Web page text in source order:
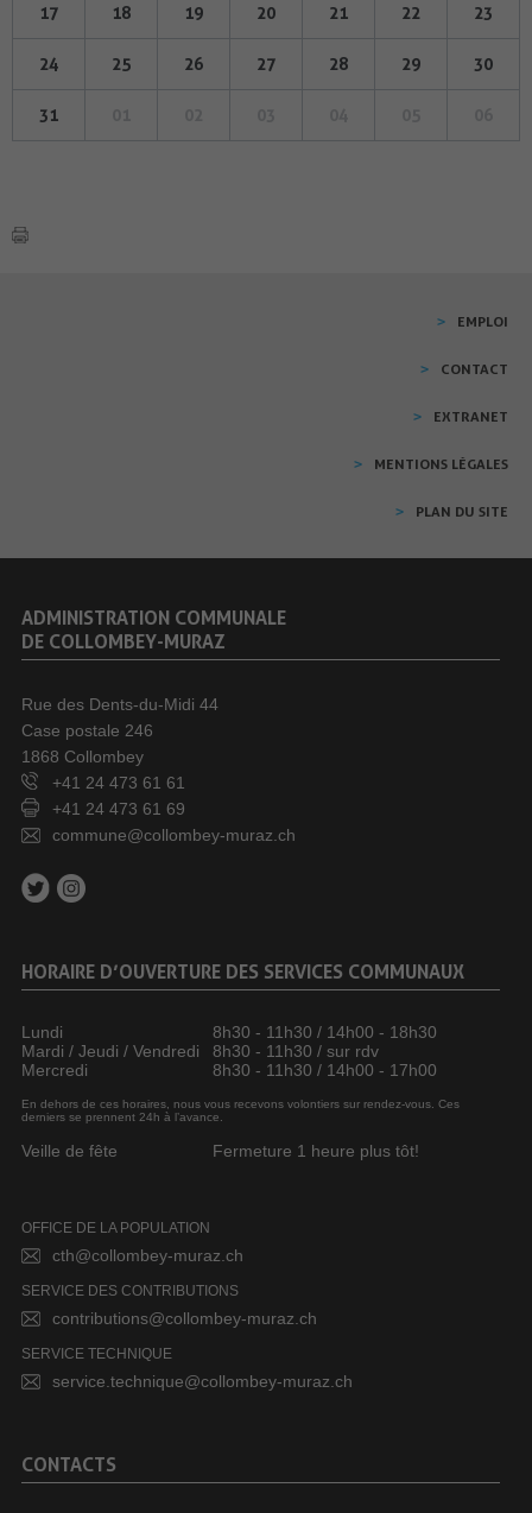
17 18 19 20 21 22 23
24 25 26 27 28 29 30
31
EMPLOI
CONTACT
EXTRANET
MENTIONS LÉGALES
PLAN DU SITE
ADMINISTRATION COMMUNALE
DE COLLOMBEY-MURAZ
Rue des Dents-du-Midi 44
Case postale 246
1868 Collombey
+41 24 473 61 61
+41 24 473 61 69
commune@collombey-muraz.ch
HORAIRE D’OUVERTURE DES SERVICES COMMUNAUX
Lundi
8h30 - 11h30 / 14h00 - 18h30
Mardi / Jeudi / Vendredi
8h30 - 11h30 / sur rdv
Mercredi
8h30 - 11h30 / 14h00 - 17h00
En dehors de ces horaires, nous vous recevons volontiers sur rendez-vous. Ces
derniers se prennent 24h à l’avance.
Veille de fête Fermeture 1 heure plus tôt!
OFFICE DE LA POPULATION
cth@collombey-muraz.ch
SERVICE DES CONTRIBUTIONS
contributions@collombey-muraz.ch
SERVICE TECHNIQUE
service.technique@collombey-muraz.ch
CONTACTS